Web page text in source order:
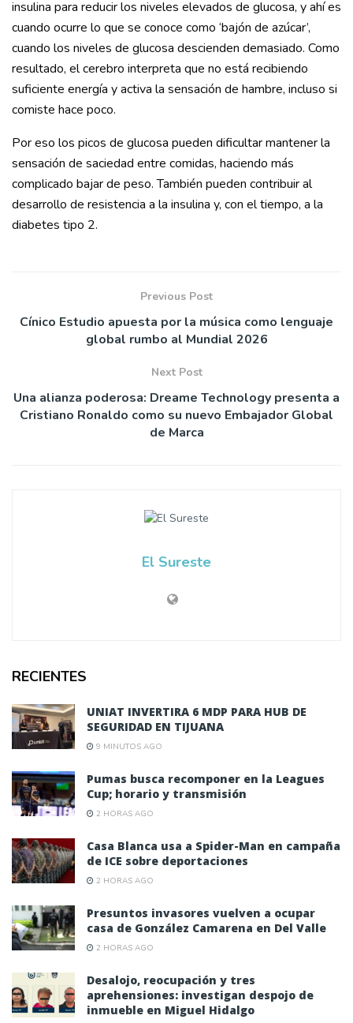
insulina para reducir los niveles elevados de glucosa, y ahí es
cuando ocurre lo que se conoce como ‘bajón de azúcar’,
cuando los niveles de glucosa descienden demasiado. Como
resultado, el cerebro interpreta que no está recibiendo
suficiente energía y activa la sensación de hambre, incluso si
comiste hace poco.
Por eso los picos de glucosa pueden dificultar mantener la
sensación de saciedad entre comidas, haciendo más
complicado bajar de peso. También pueden contribuir al
desarrollo de resistencia a la insulina y, con el tiempo, a la
diabetes tipo 2.
Previous Post
Cínico Estudio apuesta por la música como lenguaje
global rumbo al Mundial 2026
Next Post
Una alianza poderosa: Dreame Technology presenta a
Cristiano Ronaldo como su nuevo Embajador Global
de Marca
El Sureste
RECIENTES
UNIAT INVERTIRA 6 MDP PARA HUB DE
SEGURIDAD EN TIJUANA
9 MINUTOS AGO
Pumas busca recomponer en la Leagues
Cup; horario y transmisión
2 HORAS AGO
Casa Blanca usa a Spider-Man en campaña
de ICE sobre deportaciones
2 HORAS AGO
Presuntos invasores vuelven a ocupar
casa de González Camarena en Del Valle
2 HORAS AGO
Desalojo, reocupación y tres
aprehensiones: investigan despojo de
inmueble en Miguel Hidalgo